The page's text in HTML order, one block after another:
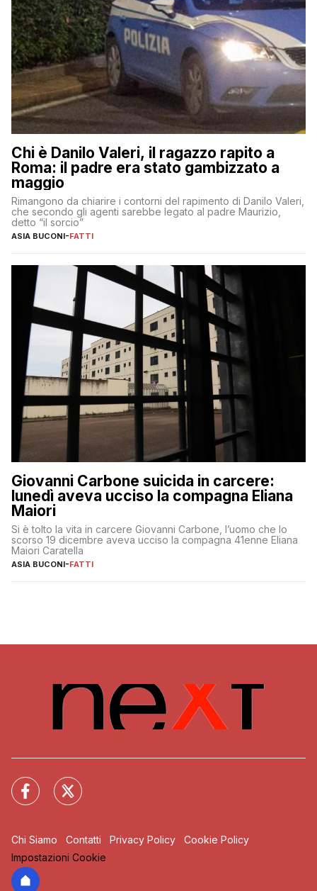
Chi è Danilo Valeri, il ragazzo rapito a
Roma: il padre era stato gambizzato a
maggio
Rimangono da chiarire i contorni del rapimento di Danilo Valeri,
che secondo gli agenti sarebbe legato al padre Maurizio,
detto “il sorcio”
ASIA BUCONI-FATTI
Giovanni Carbone suicida in carcere:
lunedì aveva ucciso la compagna Eliana
Maiori
Si è tolto la vita in carcere Giovanni Carbone, l’uomo che lo
scorso 19 dicembre aveva ucciso la compagna 41enne Eliana
Maiori Caratella
ASIA BUCONI-FATTI
Chi Siamo Contatti Privacy Policy
Cookie Policy
Impostazioni Cookie